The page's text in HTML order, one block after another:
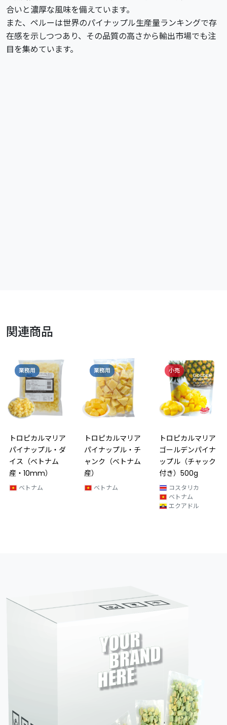
合いと濃厚な風味を備えています。
また、ペルーは世界のパイナップル生産量ランキングで存
在感を示しつつあり、その品質の高さから輸出市場でも注
目を集めています。
関連商品
業務用
トロピカルマリア
パイナップル・ダ
イス（ベトナム
産・10mm）
ベトナム
業務用
トロピカルマリア
パイナップル・チ
ャンク（ベトナム
産）
ベトナム
小売
トロピカルマリア
ゴールデンパイナ
ップル（チャック
付き）500g
コスタリカ
ベトナム
エクアドル